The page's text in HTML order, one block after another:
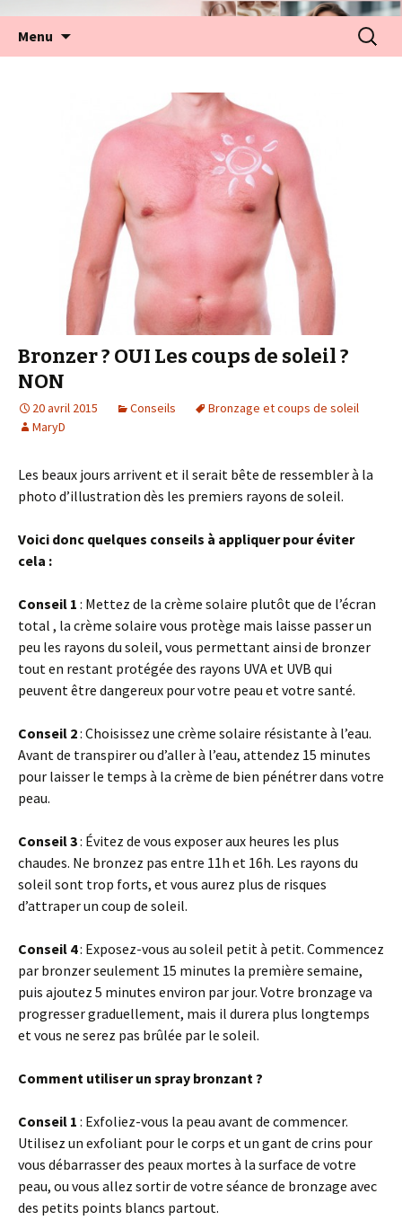
Menu
Bronzer ? OUI Les coups de soleil ?
NON
20 avril 2015 Conseils
Bronzage et coups de soleil
MaryD
Les beaux jours arrivent et il serait bête de ressembler à la
photo d’illustration dès les premiers rayons de soleil.
Voici donc quelques conseils à appliquer pour éviter
cela :
Conseil 1 : Mettez de la crème solaire plutôt que de l’écran
total , la crème solaire vous protège mais laisse passer un
peu les rayons du soleil, vous permettant ainsi de bronzer
tout en restant protégée des rayons UVA et UVB qui
peuvent être dangereux pour votre peau et votre santé.
Conseil 2: Choisissez une crème solaire résistante à l’eau.
Avant de transpirer ou d’aller à l’eau, attendez 15 minutes
pour laisser le temps à la crème de bien pénétrer dans votre
peau.
Conseil 3: Évitez de vous exposer aux heures les plus
chaudes. Ne bronzez pas entre 11h et 16h. Les rayons du
soleil sont trop forts, et vous aurez plus de risques
d’attraper un coup de soleil.
Conseil 4: Exposez-vous au soleil petit à petit. Commencez
par bronzer seulement 15 minutes la première semaine,
puis ajoutez 5 minutes environ par jour. Votre bronzage va
progresser graduellement, mais il durera plus longtemps
et vous ne serez pas brûlée par le soleil.
Comment utiliser un spray bronzant ?
Conseil 1 : Exfoliez-vous la peau avant de commencer.
Utilisez un exfoliant pour le corps et un gant de crins pour
vous débarrasser des peaux mortes à la surface de votre
peau, ou vous allez sortir de votre séance de bronzage avec
des petits points blancs partout.